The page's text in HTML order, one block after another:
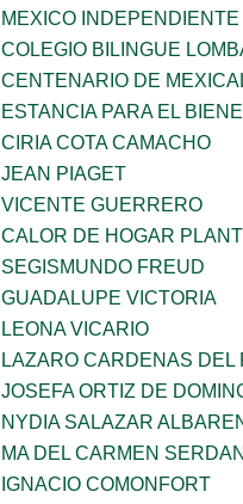
MEXICO INDEPENDIENTE
COLEGIO BILINGUE
CENTENARIO DE
ESTANCIA PARA EL
CIRIA COTA CAMACHO
JEAN PIAGET
VICENTE GUERRERO
CALOR DE HOGAR
SEGISMUNDO FREUD
GUADALUPE VICTORIA
LEONA VICARIO
LAZARO CARDENAS DEL
JOSEFA ORTIZ DE
NYDIA SALAZAR
MA DEL CARMEN SERDAN
IGNACIO COMONFORT